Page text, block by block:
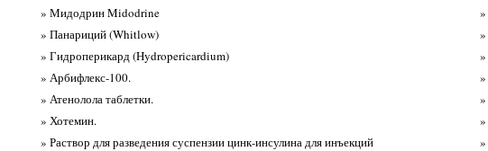
» Мидодрин Midodrine
» Панариций (Whitlow)
» Гидроперикард (Hydropericardium)
» Арбифлекс-100.
» Атенолола таблетки.
» Хотемин.
» Раствор для разведения суспензии цинк-инсулина для инъекций
»
»
»
»
»
»
»